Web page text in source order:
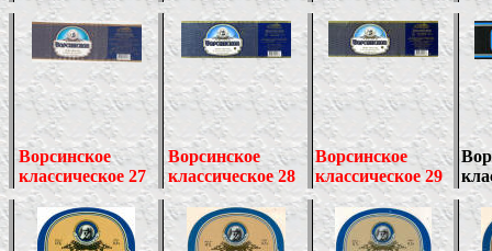
Ворсинское
классическое 27
Ворсинское
классическое 28
Ворсинское
классическое 29